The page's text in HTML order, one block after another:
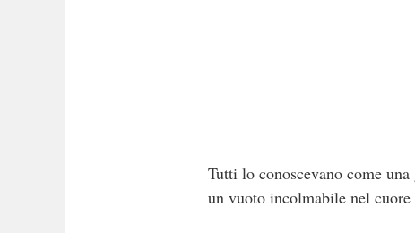
Tutti lo conoscevano come
un vuoto incolmabile nel